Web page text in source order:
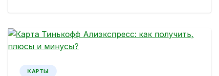
КАРТЫ